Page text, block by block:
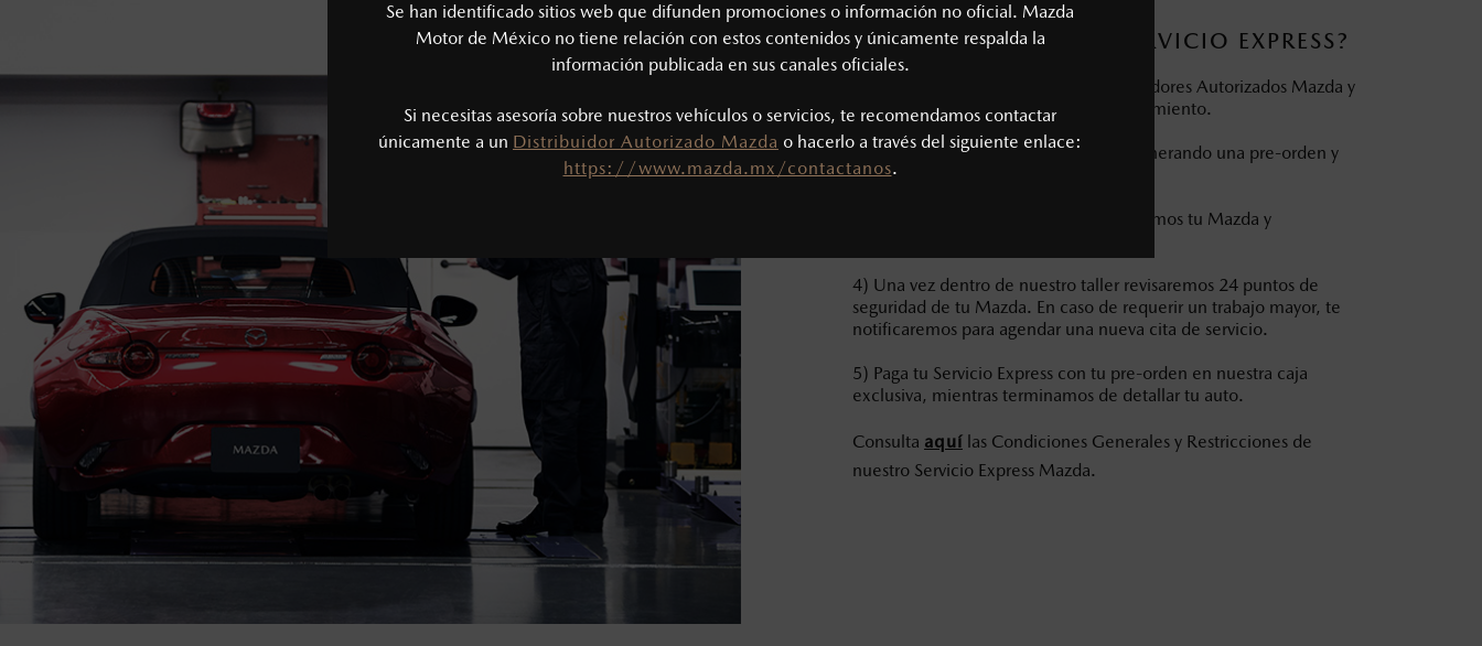
Se han identificado sitios web que difunden promociones o información no oficial. Mazda
Motor de México no tiene relación con estos contenidos y únicamente respalda la
información publicada en sus canales oficiales.
Si necesitas asesoría sobre nuestros vehículos o servicios, te recomendamos contactar
únicamente a un Distribuidor Autorizado Mazda o hacerlo a través del siguiente enlace:
https://www.mazda.mx/contactanos.
¿CÓMO FUNCIONA SERVICIO EXPRESS?
1) Comunícate con uno de los distribuidores Autorizados Mazda y
agenda tu próximo servicio de mantenimiento.
2) Agendaremos tu Servicio Express generando una pre-orden y
registrando tus datos fiscales.
3) En un máximo de 5 minutos recibiremos tu Mazda y
4) Una vez dentro de nuestro taller revisaremos 24 puntos de
seguridad de tu Mazda. En caso de requerir un trabajo mayor, te
notificaremos para agendar una nueva cita de servicio.
5) Paga tu Servicio Express con tu pre-orden en nuestra caja
exclusiva, mientras terminamos de detallar tu auto.
Consulta aquí las Condiciones Generales y Restricciones de
nuestro Servicio Express Mazda.